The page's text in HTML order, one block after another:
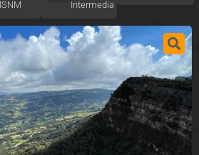
Intermedia